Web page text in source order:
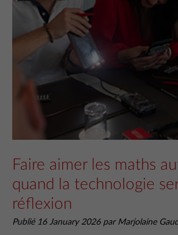
Faire aimer les maths
quand la technologie
réflexion
Publié 16 January 2026 par Marjolaine